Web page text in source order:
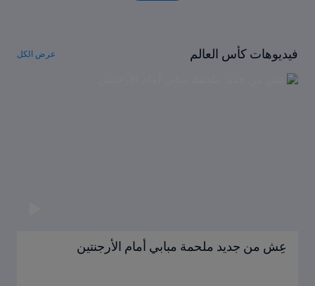
فيديوهات كأس العالم عرض الكل
عِش من جديد ملحمة مبابي أمام الأرجنتين